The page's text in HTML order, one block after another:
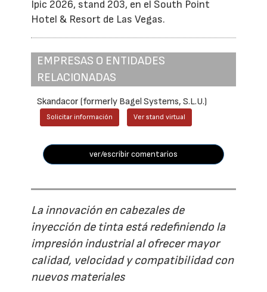
Ipic 2026, stand 203, en el South Point
Hotel & Resort de Las Vegas.
EMPRESAS O ENTIDADES
RELACIONADAS
Skandacor (formerly Bagel Systems, S.L.U.)
Solicitar información Ver stand virtual
ver/escribir comentarios
La innovación en cabezales de
inyección de tinta está redefiniendo la
impresión industrial al ofrecer mayor
calidad, velocidad y compatibilidad con
nuevos materiales